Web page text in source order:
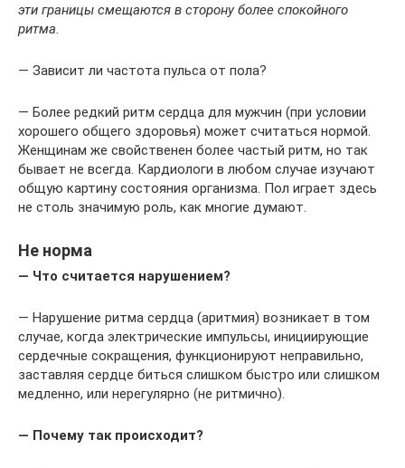
эти границы смещаются в сторону более спокойного
ритма.
— Зависит ли частота пульса от пола?
— Более редкий ритм сердца для мужчин (при условии
хорошего общего здоровья) может считаться нормой.
Женщинам же свойственен более частый ритм, но так
бывает не всегда. Кардиологи в любом случае изучают
общую картину состояния организма. Пол играет здесь
не столь значимую роль, как многие думают.
Не норма
— Что считается нарушением?
— Нарушение ритма сердца (аритмия) возникает в том
случае, когда электрические импульсы, инициирующие
сердечные сокращения, функционируют неправильно,
заставляя сердце биться слишком быстро или слишком
медленно, или нерегулярно (не ритмично).
— Почему так происходит?